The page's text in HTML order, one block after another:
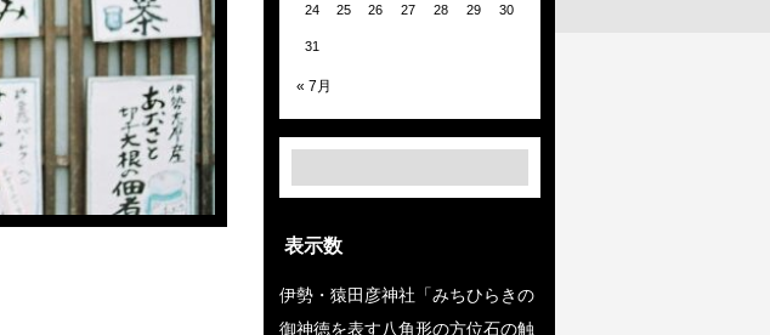
24 25 26 27 28 29 30
31
« 7月
表示数
伊勢・猿田彦神社「みちひらきの
御神徳を表す八角形の方位石の触